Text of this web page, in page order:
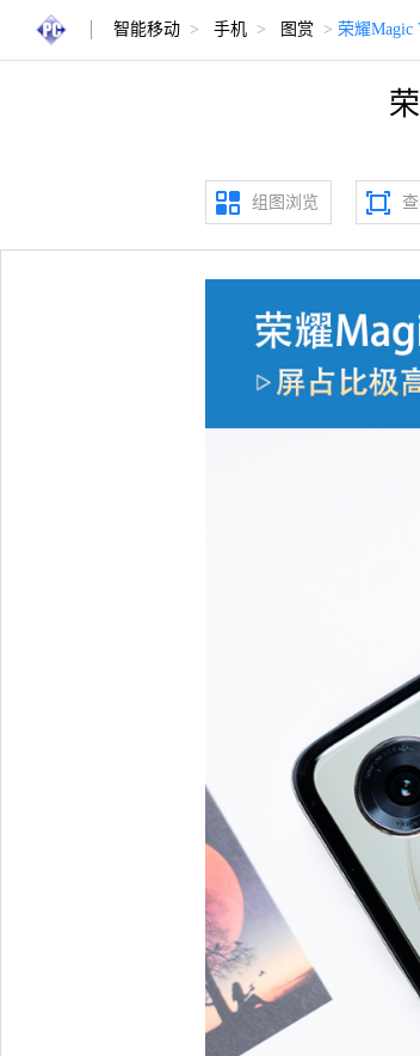
智能移动 > 手机 > 图赏 > 荣耀
组图浏览